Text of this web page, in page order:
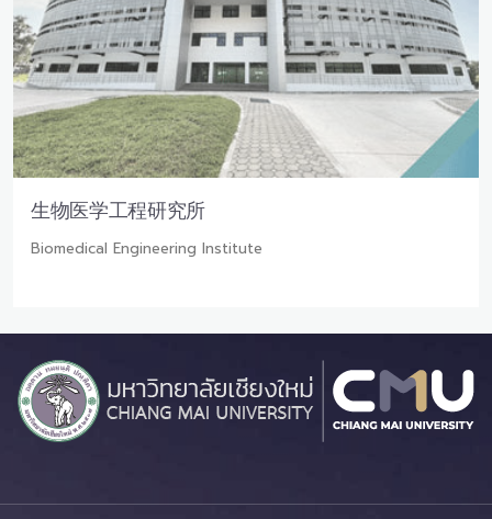
生物医学工程研究所
Biomedical Engineering Institute